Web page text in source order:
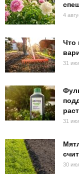
4
Что
31
31
30